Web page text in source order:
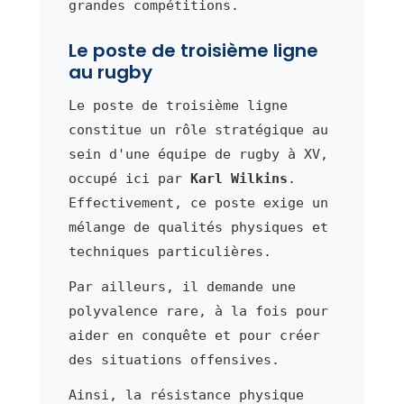
grandes compétitions.
Le poste de troisième ligne
au rugby
Le poste de troisième ligne
constitue un rôle stratégique au
sein d'une équipe de rugby à XV,
occupé ici par Karl Wilkins .
Effectivement, ce poste exige un
mélange de qualités physiques et
techniques particulières.
Par ailleurs, il demande une
polyvalence rare, à la fois pour
aider en conquête et pour créer
des situations offensives.
Ainsi, la résistance physique